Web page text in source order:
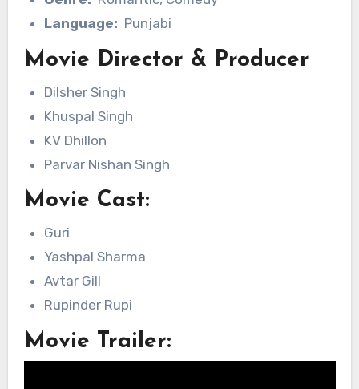
Language: Punjabi
Movie Director & Producer
Dilsher Singh
Khuspal Singh
KV Dhillon
Parvar Nishan Singh
Movie Cast:
Guri
Yashpal Sharma
Avtar Gill
Rupinder Rupi
Movie Trailer: